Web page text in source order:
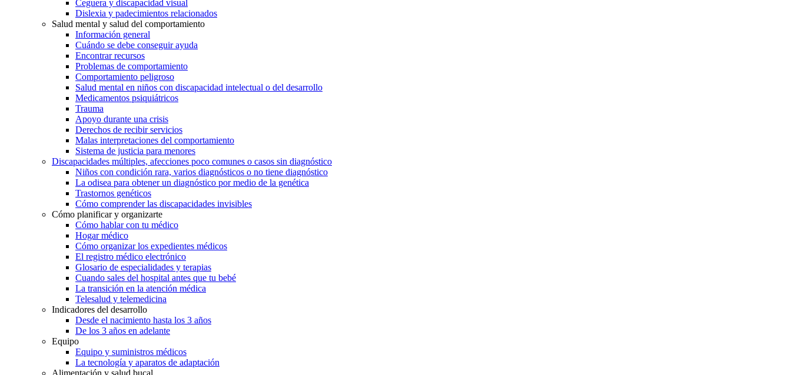
Ceguera y discapacidad visual
Dislexia y padecimientos relacionados
Salud mental y salud del comportamiento
Información general
Cuándo se debe conseguir ayuda
Encontrar recursos
Problemas de comportamiento
Comportamiento peligroso
Salud mental en niños con discapacidad intelectual o del desarrollo
Medicamentos psiquiátricos
Trauma
Apoyo durante una crisis
Derechos de recibir servicios
Malas interpretaciones del comportamiento
Sistema de justicia para menores
Discapacidades múltiples, afecciones poco comunes o casos sin diagnóstico
Niños con condición rara, varios diagnósticos o no tiene diagnóstico
La odisea para obtener un diagnóstico por medio de la genética
Trastornos genéticos
Cómo comprender las discapacidades invisibles
Cómo planificar y organizarte
Cómo hablar con tu médico
Hogar médico
Cómo organizar los expedientes médicos
El registro médico electrónico
Glosario de especialidades y terapias
Cuando sales del hospital antes que tu bebé
La transición en la atención médica
Telesalud y telemedicina
Indicadores del desarrollo
Desde el nacimiento hasta los 3 años
De los 3 años en adelante
Equipo
Equipo y suministros médicos
La tecnología y aparatos de adaptación
Alimentación y salud bucal